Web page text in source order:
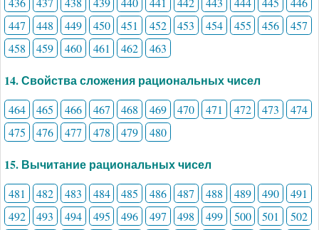
447
448 449 450 451 452 453 454 455 456
457
458
459 460 461 462 463
14. Свойства сложения рациональных чисел
464 465 466 467 468 469 470 471 472 473
474
475
476 477 478 479 480
15. Вычитание рациональных чисел
481 482 483 484 485 486 487 488 489 490
491
492
493 494 495 496 497 498 499 500 501
502